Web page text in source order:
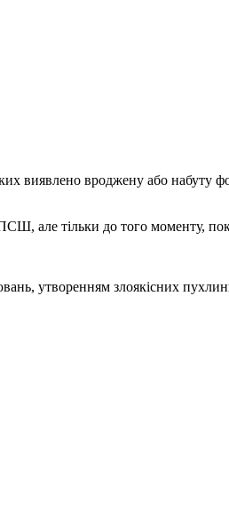
виявлено вроджену або набуту
але тільки до того моменту,
утворенням злоякісних